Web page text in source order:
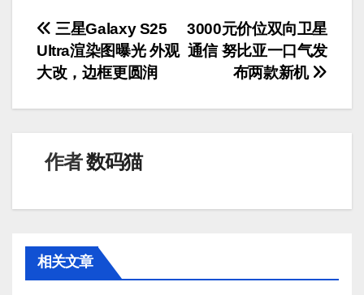
文
章
导
3000元价位双向卫星
通信 努比亚一口气发
布两款新机
三星Galaxy S25
Ultra渲染图曝光 外观
大改，边框更圆润
作者数码猫
相关文章